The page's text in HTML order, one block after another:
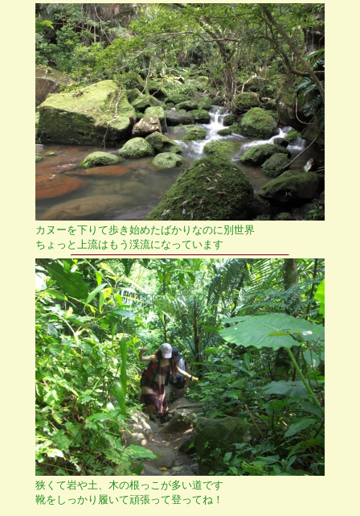
カヌーを下りて歩き始めたばかりなのに別世界
ちょっと上流はもう渓流になっています
狭くて岩や土、木の根っこが多い道です
靴をしっかり履いて頑張って登ってね！